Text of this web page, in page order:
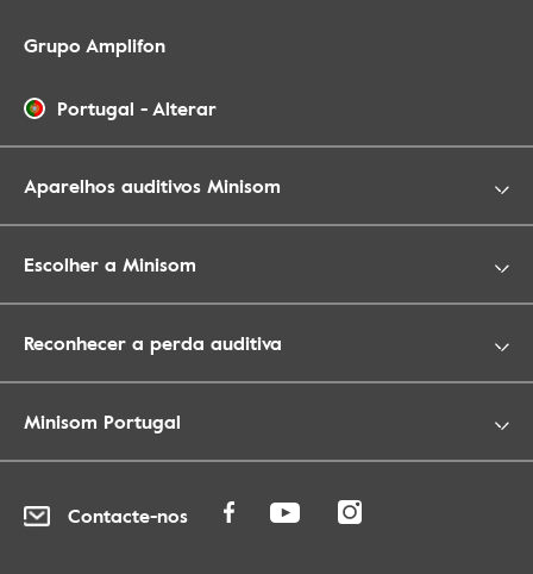
Grupo Amplifon
Portugal -Alterar
Aparelhos auditivos Minisom
Escolher a Minisom
Reconhecer a perda auditiva
Minisom Portugal
Contacte-nos